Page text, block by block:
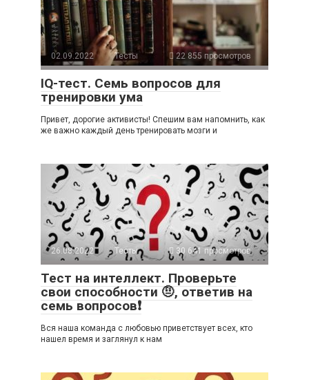
02.09.2022 Тесты 22 855 просмотров
IQ-тест. Семь вопросов для
тренировки ума
Привет, дорогие активисты! Спешим вам напомнить, как
же важно каждый день тренировать мозги и
26.08.2022 Тесты 30 641 просмотров
Тест на интеллект. Проверьте
свои способности 🤨, ответив на
семь вопросов❗
Вся наша команда с любовью приветствует всех, кто
нашел время и заглянул к нам